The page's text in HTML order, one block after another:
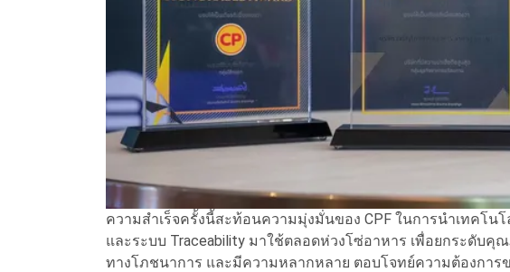
ความสำเร็จครั้งนี้สะท้อนความมุ่งมั่นของ CPF ในการนำเทคโนโ
และระบบ Traceability มาใช้ตลอดห่วงโซ่อาหาร เพื่อยกระดับ
ทางโภชนาการ และมีความหลากหลาย ตอบโจทย์ความต้องการ